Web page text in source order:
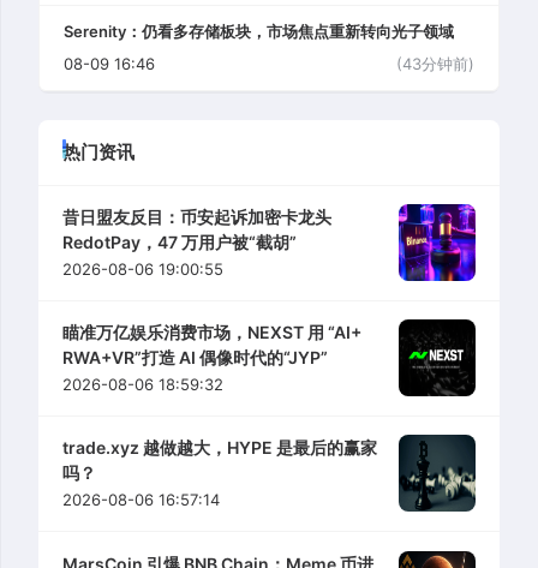
Serenity：仍看多存储板块，市场焦点重新转向光子领域
08-09 16:46
(43分钟前)
热门资讯
昔日盟友反目：币安起诉加密卡龙头
RedotPay，47 万用户被“截胡”
2026-08-06 19:00:55
瞄准万亿娱乐消费市场，NEXST 用 “AI+
RWA+VR”打造 AI 偶像时代的“JYP”
2026-08-06 18:59:32
trade.xyz 越做越大，HYPE 是最后的赢家
吗？
2026-08-06 16:57:14
MarsCoin 引爆 BNB Chain：Meme 币进